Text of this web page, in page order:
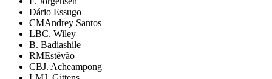
Dário Essugo
CMAndrey Santos
LBC. Wiley
B. Badiashile
RMEstêvão
CBJ. Acheampong